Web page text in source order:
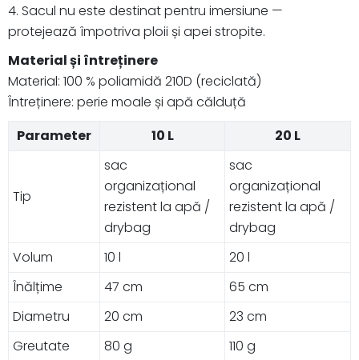
4. Sacul nu este destinat pentru imersiune —
protejează împotriva ploii și apei stropite.
Material și întreținere
Material: 100 % poliamidă 210D (reciclată)
Întreținere: perie moale și apă călduță
Parameter
10 L 20 L
Tip
sac
organizațional
rezistent la apă /
drybag
sac
organizațional
rezistent la apă /
drybag
Volum
10 l
20 l
Înălțime
47 cm
65 cm
Diametru
20 cm
23 cm
Greutate
80 g
110 g